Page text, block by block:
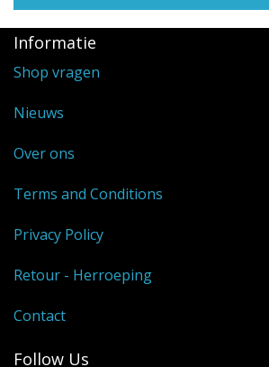
Informatie
Shop vragen
Nieuws
Over ons
Terms and Conditions
Privacy Policy
Retour - Herroeping
Contact
Follow Us